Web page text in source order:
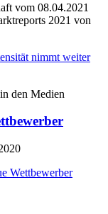
vom 08.04.2021
2021 von
nimmt weiter
den Medien
Wettbewerber